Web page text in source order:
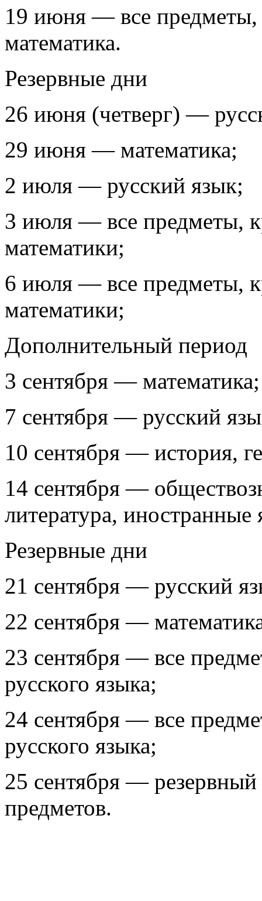
19 июня — все предметы,
математика.
Резервные дни
26 июня (четверг) —
29 июня — математика;
2 июля — русский язык;
3 июля — все предметы,
математики;
6 июля — все предметы,
математики;
Дополнительный период
3 сентября — математика;
7 сентября — русский
10 сентября — история,
14 сентября —
литература, иностранные
Резервные дни
21 сентября — русский
22 сентября —
23 сентября — все
русского языка;
24 сентября — все
русского языка;
25 сентября —
предметов.